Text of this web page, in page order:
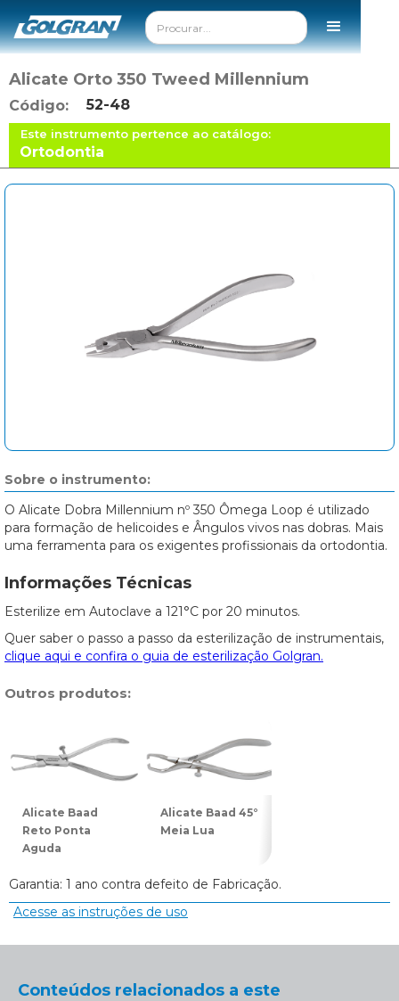
Alicate Orto 350 Tweed Millennium
Código: 52-48
Este instrumento pertence ao catálogo:
Ortodontia
Sobre o instrumento:
O Alicate Dobra Millennium nº 350 Ômega Loop é utilizado
para formação de helicoides e Ângulos vivos nas dobras. Mais
uma ferramenta para os exigentes profissionais da ortodontia.
Informações Técnicas
Esterilize em Autoclave a 121°C por 20 minutos.
Quer saber o passo a passo da esterilização de instrumentais,
clique aqui e confira o guia de esterilização Golgran.
Outros produtos:
Alicate Baad
Reto Ponta
Aguda
Alicate Baad 45°
Meia Lua
Garantia: 1 ano contra defeito de Fabricação.
Acesse as instruções de uso
Conteúdos relacionados a este